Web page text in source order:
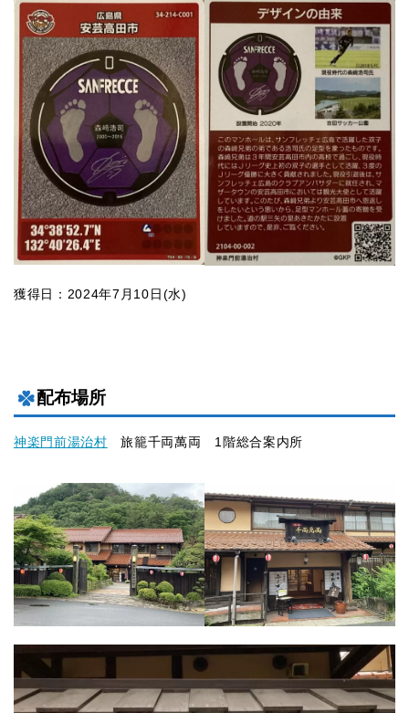
獲得日：2024年7月10日(水)
配布場所
神楽門前湯治村 旅籠千両萬両 1階総合案内所